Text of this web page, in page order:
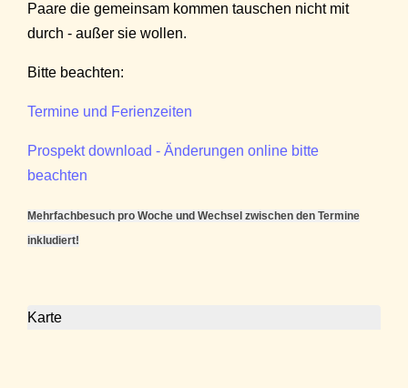
Paare die gemeinsam kommen tauschen nicht mit
durch - außer sie wollen.
Bitte beachten:
Termine und Ferienzeiten
Prospekt download - Änderungen online bitte
beachten
Mehrfachbesuch pro Woche und Wechsel zwischen den Termine
inkludiert!
Karte